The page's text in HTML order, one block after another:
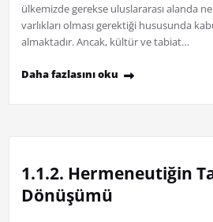
ülkemizde gerekse uluslararası alanda
varlıkları olması gerektiği hususunda
almaktadır. Ancak, kültür ve tabiat…
Daha fazlasını oku
1.1.2. Hermeneutiğin
Dönüşümü